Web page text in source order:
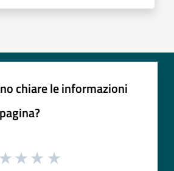
chiare le informazioni